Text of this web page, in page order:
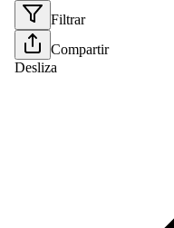
Filtrar
Compartir
Desliza